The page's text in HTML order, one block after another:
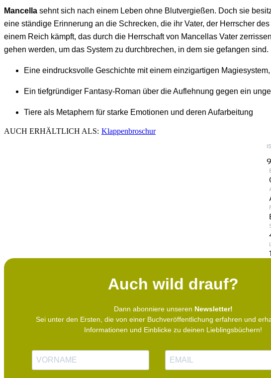
Mancella sehnt sich nach einem Leben ohne Blutvergießen. Doch sie
eine ständige Erinnerung an die Schrecken, die ihr Vater, der Herrscher
einem Reich kämpft, das durch die Herrschaft von Mancellas Vater
gehen werden, um das System zu durchbrechen, in dem sie gefangen sind.
Eine eindrucksvolle Geschichte mit einem einzigartigen
Ein tiefgründiger Fantasy-Roman über die Auflehnung gegen ein
Tiere als Metaphern für starke Emotionen und deren Aufarbeitung
AUCH ERHÄLTLICH ALS: Klappenbroschur
Auch wild drauf?
Dann abonniere unseren Newsletter!
Sei unter den Ersten, die von einer Buchveröffentlichung erfahren und
Informationen und Einblicke zu deinen Lieblingsbüchern!
m
M